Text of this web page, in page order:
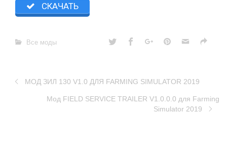
СКАЧАТЬ
Все моды
MOД ЗИЛ 130 V1.0 ДЛЯ FARMING SIMULATOR 2019
Moд FIELD SERVICE TRAILER V1.0.0.0 для Farming
Simulator 2019